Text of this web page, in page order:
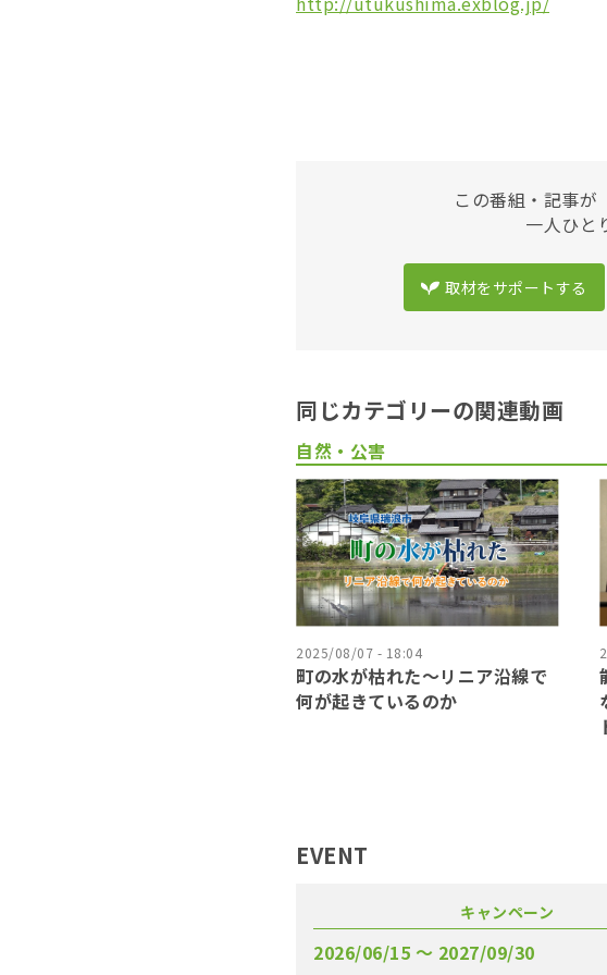
この番組・記事が
一人ひと
取材をサポートする
同じカテゴリーの関連動画
自然・公害
2025/08/07 - 18:04
町の水が枯れた～リニア沿線で
何が起きているのか
EVENT
キャンペーン
2026/06/15 〜 2027/09/30